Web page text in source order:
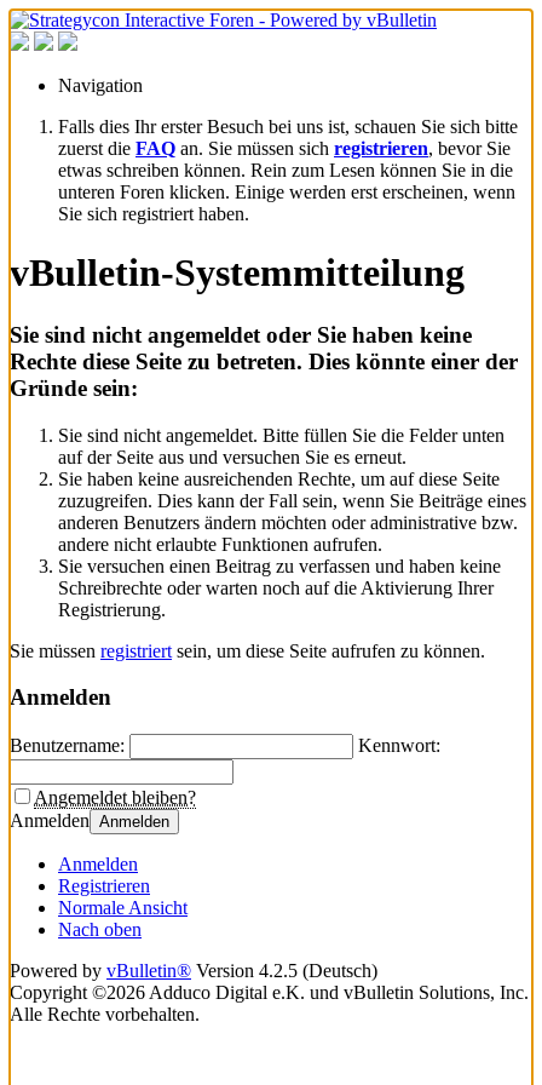
Navigation
Falls dies Ihr erster Besuch bei uns ist, schauen Sie sich bitte
zuerst die FAQ an. Sie müssen sich registrieren, bevor Sie
etwas schreiben können. Rein zum Lesen können Sie in die
unteren Foren klicken. Einige werden erst erscheinen, wenn
Sie sich registriert haben.
vBulletin-Systemmitteilung
Sie sind nicht angemeldet oder Sie haben keine
Rechte diese Seite zu betreten. Dies könnte einer der
Gründe sein:
Sie sind nicht angemeldet. Bitte füllen Sie die Felder unten
auf der Seite aus und versuchen Sie es erneut.
Sie haben keine ausreichenden Rechte, um auf diese Seite
zuzugreifen. Dies kann der Fall sein, wenn Sie Beiträge eines
anderen Benutzers ändern möchten oder administrative bzw.
andere nicht erlaubte Funktionen aufrufen.
Sie versuchen einen Beitrag zu verfassen und haben keine
Schreibrechte oder warten noch auf die Aktivierung Ihrer
Registrierung.
Sie müssen registriert sein, um diese Seite aufrufen zu können.
Anmelden
Benutzername: Kennwort:
Angemeldet bleiben?
Anmelden Anmelden
Anmelden
Registrieren
Normale Ansicht
Nach oben
Powered by vBulletin® Version 4.2.5 (Deutsch)
Copyright ©2026 Adduco Digital e.K. und vBulletin Solutions, Inc.
Alle Rechte vorbehalten.